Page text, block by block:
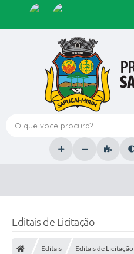
O que voce procura?
Editais de Licitação
Editais Editais de Licitação